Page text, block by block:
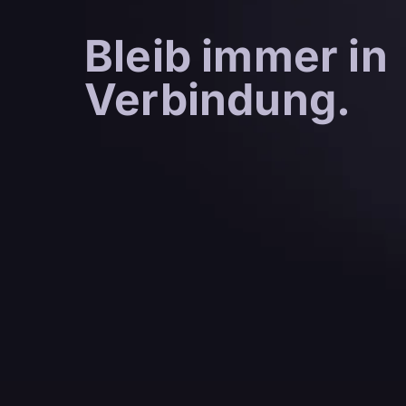
Bleib immer in
Verbindung.